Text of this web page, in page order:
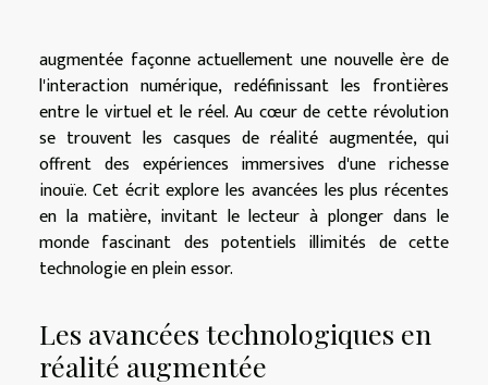
augmentée façonne actuellement une nouvelle ère de
l'interaction numérique, redéfinissant les frontières
entre le virtuel et le réel. Au cœur de cette révolution
se trouvent les casques de réalité augmentée, qui
offrent des expériences immersives d'une richesse
inouïe. Cet écrit explore les avancées les plus récentes
en la matière, invitant le lecteur à plonger dans le
monde fascinant des potentiels illimités de cette
technologie en plein essor.
Les avancées technologiques en
réalité augmentée